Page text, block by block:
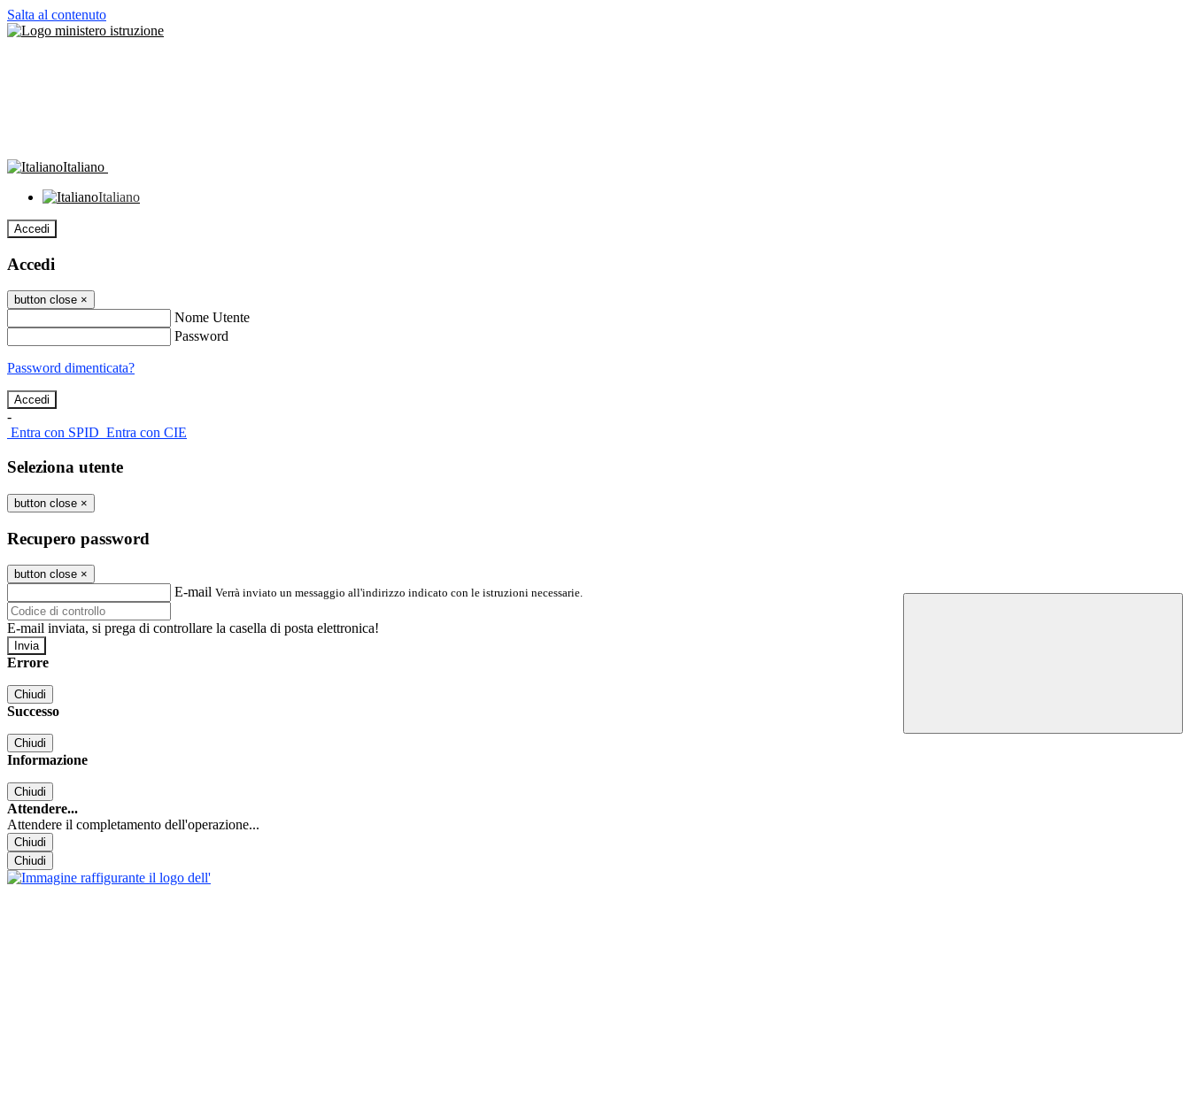
Salta al contenuto
Italiano
Italiano
Accedi
Accedi
button close ×
Nome Utente
Password
Password dimenticata?
-
Entra con SPID Entra con CIE
Seleziona utente
button close ×
Recupero password
button close ×
E-mail Verrà inviato un messaggio all'indirizzo indicato con le istruzioni necessarie.
E-mail inviata, si prega di controllare la casella di posta elettronica!
Errore
Chiudi
Successo
Chiudi
Informazione
Chiudi
Attendere...
Attendere il completamento dell'operazione...
Chiudi
Chiudi